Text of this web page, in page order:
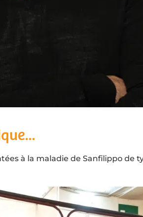
à la maladie de Sanfilippo de